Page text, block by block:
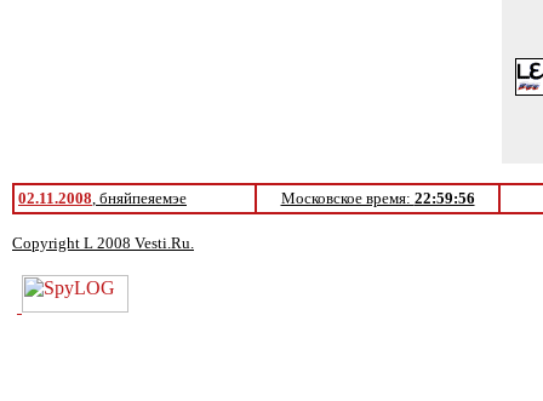
02.11.2008, бняйпеяемэе Московское время: 22:59:56
Copyright L 2008 Vesti.Ru.